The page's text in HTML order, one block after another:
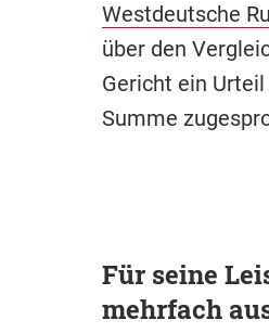
Westdeutsche
über den
Gericht ein
Summe
Für seine
mehrfach